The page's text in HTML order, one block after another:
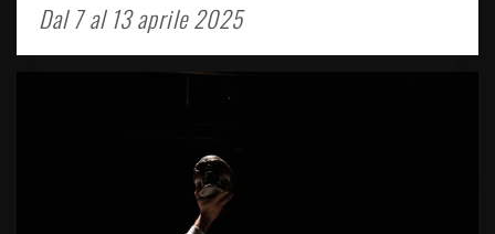
Dal 7 al 13 aprile 2025